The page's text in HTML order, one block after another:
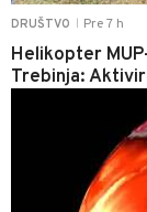
DRUŠTVO Pre 7 h
Helikopter
Trebinja: